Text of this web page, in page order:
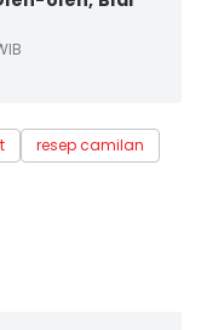
resep camilan